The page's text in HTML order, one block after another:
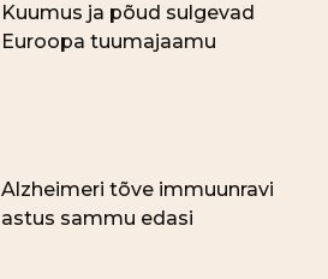
Kuumus ja põud sulgevad
Euroopa tuumajaamu
Alzheimeri tõve immuunravi
astus sammu edasi